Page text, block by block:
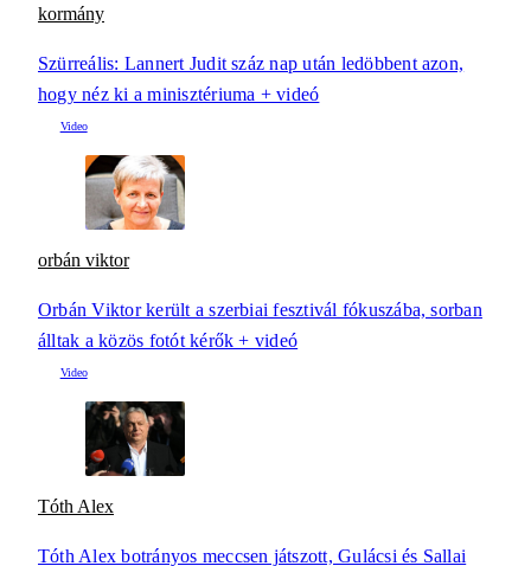
kormány
Szürreális: Lannert Judit száz nap után ledöbbent azon,
hogy néz ki a minisztériuma + videó
orbán viktor
Orbán Viktor került a szerbiai fesztivál fókuszába, sorban
álltak a közös fotót kérők + videó
Tóth Alex
Tóth Alex botrányos meccsen játszott, Gulácsi és Sallai